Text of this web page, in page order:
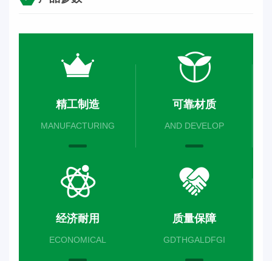
精工制造
MANUFACTURING
可靠材质
AND DEVELOP
经济耐用
ECONOMICAL
质量保障
GDTHGALDFGI